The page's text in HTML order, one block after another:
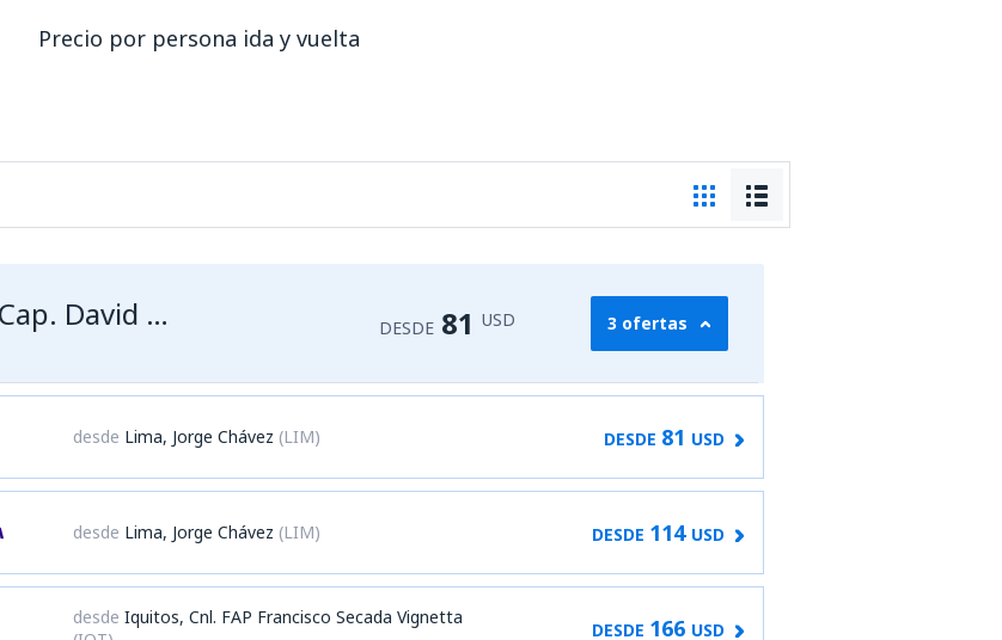
Precio por persona ida y vuelta
Pucallpa Cap. David Abensur Rengifo DESDE 81 USD 3 ofertas
desde Lima, Jorge Chávez (LIM) DESDE 81 USD
desde Lima, Jorge Chávez (LIM) DESDE 114 USD
desdeIquitos, Cnl. FAP Francisco Secada Vignetta
DESDE 166 USD